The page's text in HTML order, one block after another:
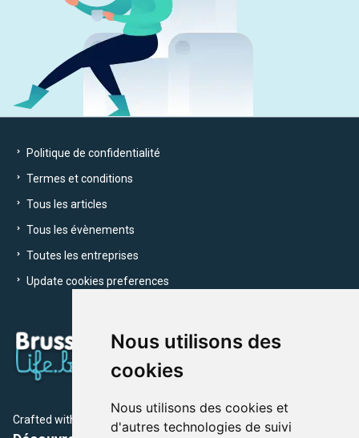
Nous utilisons des
cookies
Nous utilisons des cookies et
d'autres technologies de suivi
Politique de confidentialité
Termes et conditions
Tous les articles
Tous les évènements
Toutes les entreprises
Update cookies preferences
Crafted with by Brusselslife Team